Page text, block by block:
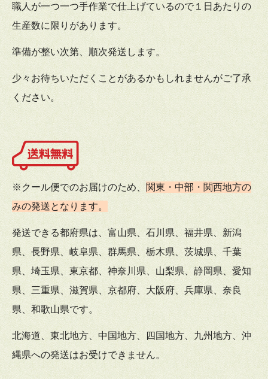
職人が一つ一つ手作業で仕上げているので１日あたりの
生産数に限りがあります。
準備が整い次第、順次発送します。
少々お待ちいただくことがあるかもしれませんがご了承
ください。
※クール便でのお届けのため、 関東・中部・関西地方の
みの発送となります。
発送できる都府県は、富山県、石川県、福井県、新潟
県、長野県、岐阜県、群馬県、栃木県、茨城県、千葉
県、埼玉県、東京都、神奈川県、山梨県、静岡県、愛知
県、三重県、滋賀県、京都府、大阪府、兵庫県、奈良
県、和歌山県です。
北海道、東北地方、中国地方、四国地方、九州地方、沖
縄県への発送はお受けできません。